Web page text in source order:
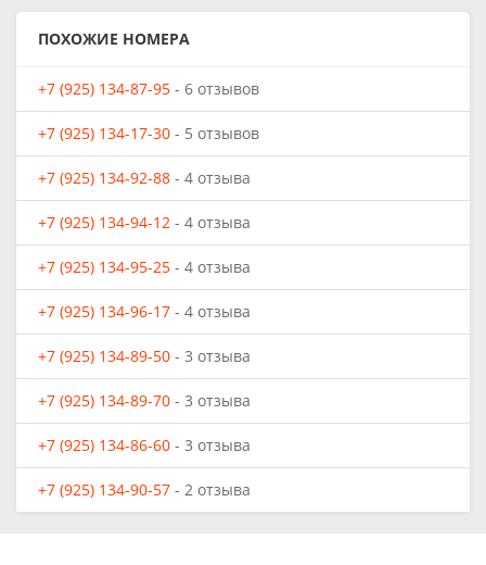
ПОХОЖИЕ НОМЕРА
+7 (925) 134-87-95 - 6 отзывов
+7 (925) 134-17-30 - 5 отзывов
+7 (925) 134-92-88 - 4 отзыва
+7 (925) 134-94-12 - 4 отзыва
+7 (925) 134-95-25 - 4 отзыва
+7 (925) 134-96-17 - 4 отзыва
+7 (925) 134-89-50 - 3 отзыва
+7 (925) 134-89-70 - 3 отзыва
+7 (925) 134-86-60 - 3 отзыва
+7 (925) 134-90-57 - 2 отзыва